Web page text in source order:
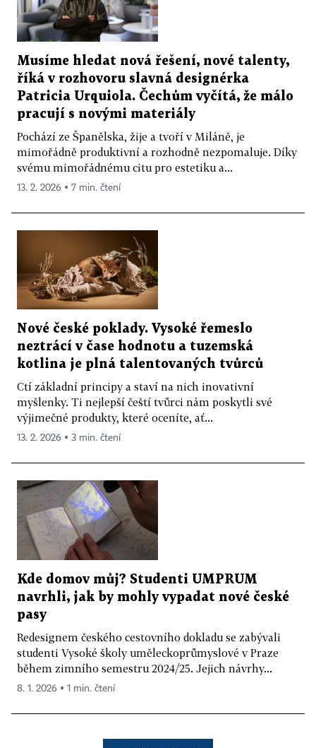
Musíme hledat nová řešení, nové talenty,
říká v rozhovoru slavná designérka
Patricia Urquiola. Čechům vyčítá, že málo
pracují s novými materiály
Pochází ze Španělska, žije a tvoří v Miláně, je
mimořádně produktivní a rozhodně nezpomaluje. Díky
svému mimořádnému citu pro estetiku a...
13. 2. 2026 ▪ 7 min. čtení
Nové české poklady. Vysoké řemeslo
neztrácí v čase hodnotu a tuzemská
kotlina je plná talentovaných tvůrců
Ctí základní principy a staví na nich inovativní
myšlenky. Ti nejlepší čeští tvůrci nám poskytli své
výjimečné produkty, které oceníte, ať...
13. 2. 2026 ▪ 3 min. čtení
Kde domov můj? Studenti UMPRUM
navrhli, jak by mohly vypadat nové české
pasy
Redesignem českého cestovního dokladu se zabývali
studenti Vysoké školy uměleckoprůmyslové v Praze
během zimního semestru 2024/25. Jejich návrhy...
8. 1. 2026 ▪ 1 min. čtení